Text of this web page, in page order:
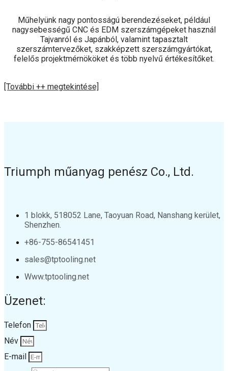
Műhelyünk nagy pontosságú berendezéseket, például
nagysebességű CNC és EDM szerszámgépeket használ
Tajvanról és Japánból, valamint tapasztalt
szerszámtervezőket, szakképzett szerszámgyártókat,
felelős projektmérnököket és több nyelvű értékesítőket.
[További ++ megtekintése]
Triumph műanyag penész Co., Ltd.
1 blokk, 518052 Lane, Taoyuan Road, Nanshang kerület,
Shenzhen.
+86-755-86541451
sales@tptooling.net
Www.tptooling.net
Üzenet:
Telefon
Név
E-mail